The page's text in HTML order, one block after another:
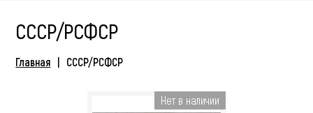
СССР/РСФСР
Главная СССР/РСФСР
Нет в наличии